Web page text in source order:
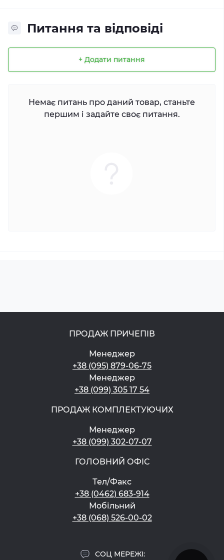
Питання та відповіді
+ Додати питання
Немає питань про даний товар, станьте
першим і задайте своє питання.
ПРОДАЖ ПРИЧЕПІВ
Менеджер
+38 (095) 879-06-75
Менеджер
+38 (099) 305 17 54
ПРОДАЖ КОМПЛЕКТУЮЧИХ
Менеджер
+38 (099) 302-07-07
ГОЛОВНИЙ ОФІС
Тел/Факс
+38 (0462) 683-914
Мобільний
+38 (068) 526-00-02
СОЦ МЕРЕЖІ: